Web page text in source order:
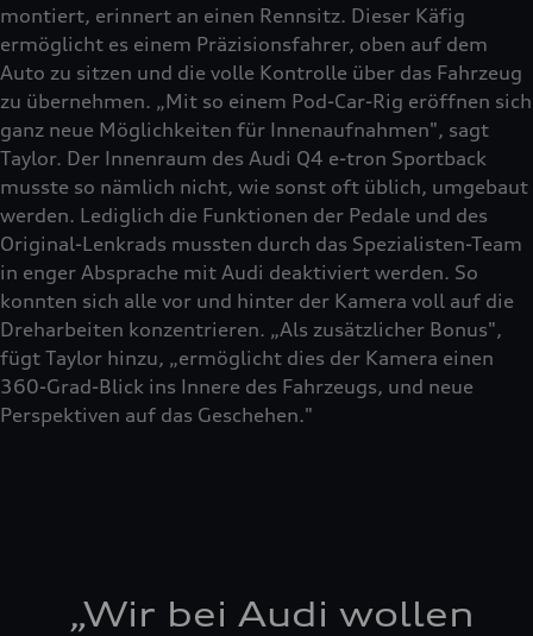
montiert, erinnert an einen Rennsitz. Dieser Käfig
ermöglicht es einem Präzisionsfahrer, oben auf dem
Auto zu sitzen und die volle Kontrolle über das Fahrzeug
zu übernehmen. „Mit so einem Pod-Car-Rig eröffnen sich
ganz neue Möglichkeiten für Innenaufnahmen", sagt
Taylor. Der Innenraum des Audi Q4 e-tron Sportback
musste so nämlich nicht, wie sonst oft üblich, umgebaut
werden. Lediglich die Funktionen der Pedale und des
Original-Lenkrads mussten durch das Spezialisten-Team
in enger Absprache mit Audi deaktiviert werden. So
konnten sich alle vor und hinter der Kamera voll auf die
Dreharbeiten konzentrieren. „Als zusätzlicher Bonus",
fügt Taylor hinzu, „ermöglicht dies der Kamera einen
360-Grad-Blick ins Innere des Fahrzeugs, und neue
Perspektiven auf das Geschehen."
„Wir bei Audi wollen